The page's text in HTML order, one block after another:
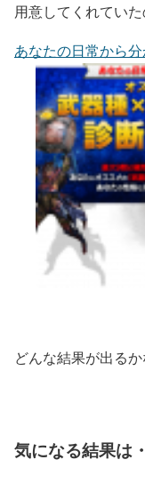
用意してくれていた
あなたの日常から
どんな結果が出る
気になる結果は